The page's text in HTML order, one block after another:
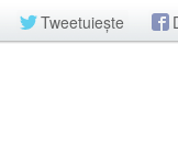
Tweetuiește